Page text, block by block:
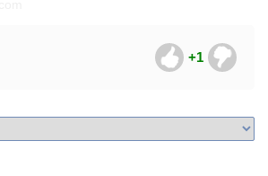
+1